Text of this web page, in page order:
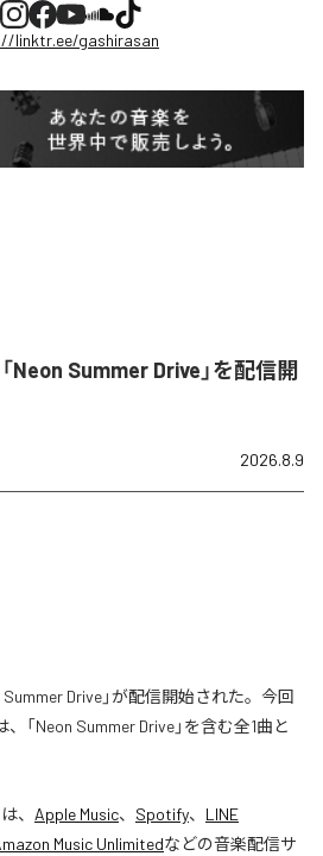
linktr.ee/gashirasan
Neon Summer Drive」を配信開
2026.8.9
Drive」が配信開始された。今回
「Neon Summer Drive」を含む全1曲と
は、 Apple Music、 Spotify、 LINE
Music Unlimitedなどの音楽配信サ